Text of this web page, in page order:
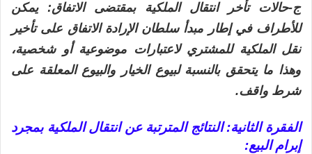
ج-حالات تأخر انتقال الملكية بمقتضى الاتفاق: يمكن
للأطراف في إطار مبدأ سلطان الإرادة الاتفاق على تأخير
نقل الملكية للمشتري لاعتبارات موضوعية أو شخصية،
وهذا ما يتحقق بالنسبة لبيوع الخيار والبيوع المعلقة على
شرط واقف.
الفقرة الثانية: النتائج المترتبة عن انتقال الملكية بمجرد
إبرام البيع: